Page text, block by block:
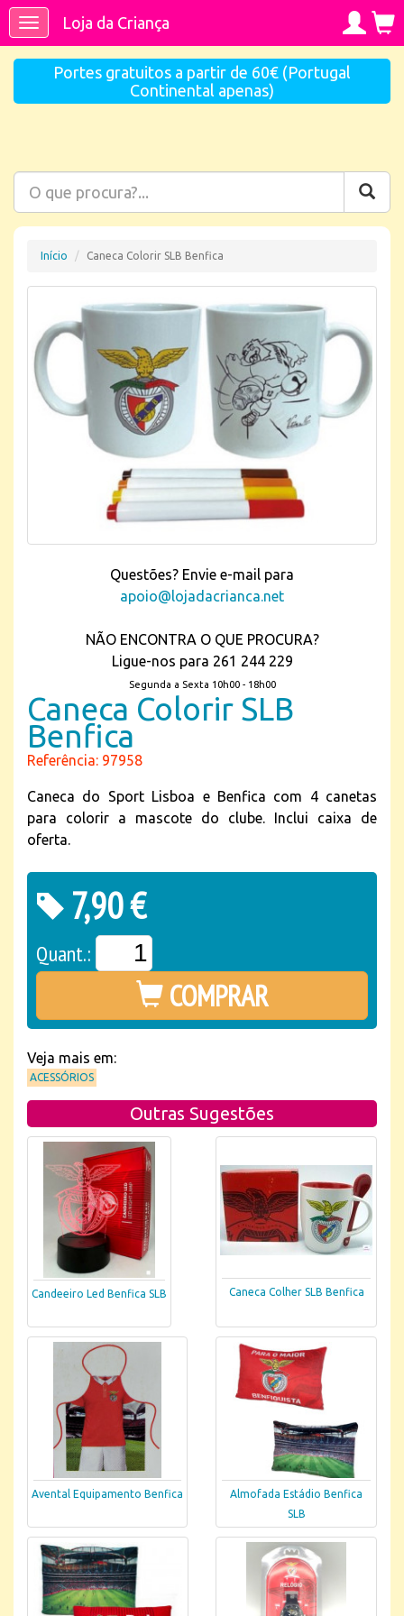
ToggleLoja da Criança
Portes gratuitos a partir de 60€ (Portugal
Continental apenas)
Início Caneca Colorir SLB Benfica
Questões? Envie e-mail para
apoio@lojadacrianca.net
NÃO ENCONTRA O QUE PROCURA?
Ligue-nos para 261 244 229
Segunda a Sexta 10h00 - 18h00
Caneca Colorir SLB
Benfica
Referência: 97958
Caneca do Sport Lisboa e Benfica com 4 canetas
para colorir a mascote do clube. Inclui caixa de
oferta.
7,90 €
Quant.:
COMPRAR
Veja mais em:
ACESSÓRIOS
Outras Sugestões
Candeeiro Led Benfica SLB Caneca Colher SLB Benfica
Avental Equipamento Benfica
Almofada Estádio Benfica
SLB